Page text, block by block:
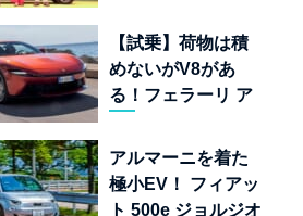
金ドーピング」の
異常な世界
【試乗】荷物は積
めないがV8があ
る！フェラーリ ア
ーが証明する純内
燃機関オープンカ
ーの至福
アルマーニを着た
極小EV！ フィアッ
ト 500e ジョルジオ